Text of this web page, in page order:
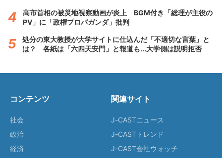
高市首相の被災地視察動画が炎上 BGM付き「総理が主役の
PV」に「政権プロパガンダ」批判
処分の東大教授が大学サイトに仕込んだ「不適切な言葉」と
は？ 各紙は「六四天安門」と報道も...大学側は説明拒否
コンテンツ
社会
政治
経済
関連サイト
J-CASTニュース
J-CASTトレンド
J-CAST会社ウォッチ